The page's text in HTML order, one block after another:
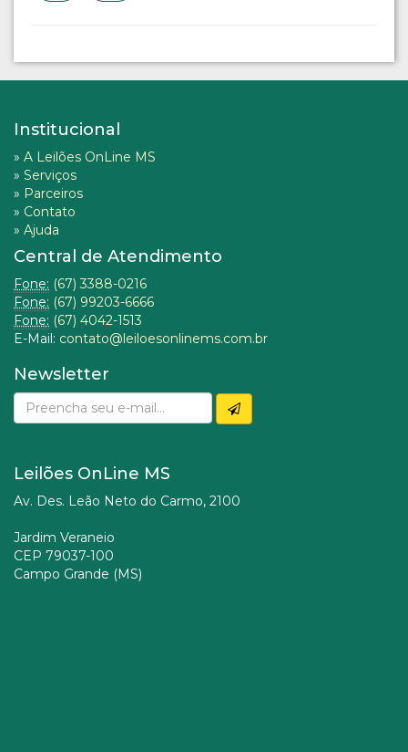
Institucional
» A Leilões OnLine MS
» Serviços
» Parceiros
» Contato
» Ajuda
Central de Atendimento
Fone: (67) 3388-0216
Fone: (67) 99203-6666
Fone: (67) 4042-1513
E-Mail: contato@leiloesonlinems.com.br
Newsletter
Leilões OnLine MS
Av. Des. Leão Neto do Carmo, 2100
Jardim Veraneio
CEP 79037-100
Campo Grande (MS)